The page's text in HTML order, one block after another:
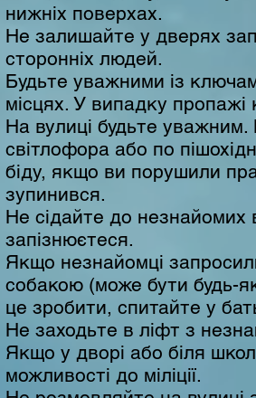
нижніх поверхах.
Не залишайте у дверях
сторонніх людей.
Будьте уважними із
місцях. У випадку пропажі
На вулиці будьте уважним.
світлофора або по
біду, якщо ви порушили
зупинився.
Не сідайте до незнайомих
запізнюєтеся.
Якщо незнайомці
собакою (може бути будь-
це зробити, спитайте у
Не заходьте в ліфт з
Якщо у дворі або біля
можливості до міліції.